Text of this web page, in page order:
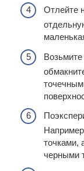
Отлейте
точками,
черными